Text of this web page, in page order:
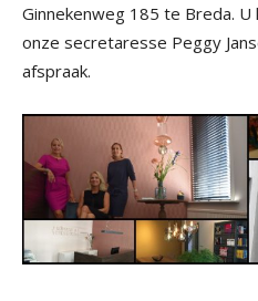
Ginnekenweg 185 te Breda.
onze secretaresse Peggy
afspraak.